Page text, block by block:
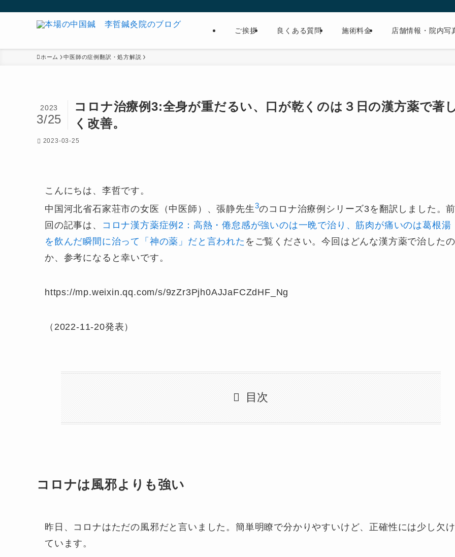
ご挨拶 良くある質問 施術料金 店舗情報・院内写
ホーム 中医師の症例翻訳・処方解説
コロナ治療例3:全身が重だるい、口が乾くのは３日の漢方薬で著
く改善。
2023
3/25
2023-03-25
こんにちは、李哲です。
中国河北省石家荘市の女医（中医師）、張静先生3のコロナ治療例シリーズ3を翻訳しました。
回の記事は、
コロナ漢方薬症例2：高熱・倦怠感が強いのは一晩で治り、筋肉が痛いのは葛根湯
を飲んだ瞬間に治って「神の薬」だと言われた をご覧ください。今回はどんな漢方薬で治したの
か、参考になると幸いです。
https://mp.weixin.qq.com/s/9zZr3Pjh0AJJaFCZdHF_Ng
（2022-11-20発表）
目次
コロナは風邪よりも強い
昨日、コロナはただの風邪だと言いました。簡単明瞭で分かりやすいけど、正確性には少し欠け
ています。